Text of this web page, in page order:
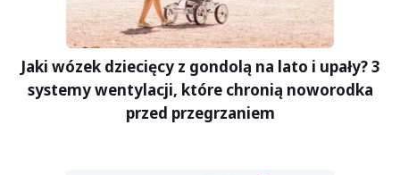
Jaki wózek dziecięcy z gondolą na lato i upały? 3
systemy wentylacji, które chronią noworodka
przed przegrzaniem